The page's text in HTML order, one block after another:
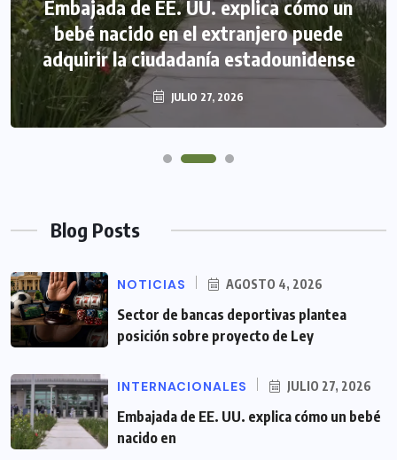
Embajada de EE. UU. explica cómo un
bebé nacido en el extranjero puede
adquirir la ciudadanía estadounidense
JULIO 27, 2026
Blog Posts
NOTICIAS AGOSTO 4, 2026
Sector de bancas deportivas plantea
posición sobre proyecto de Ley
INTERNACIONALES JULIO 27, 2026
Embajada de EE. UU. explica cómo un bebé
nacido en